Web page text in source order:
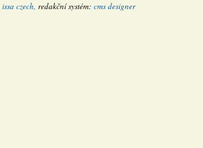
issa czech, redakční systém: cms designer